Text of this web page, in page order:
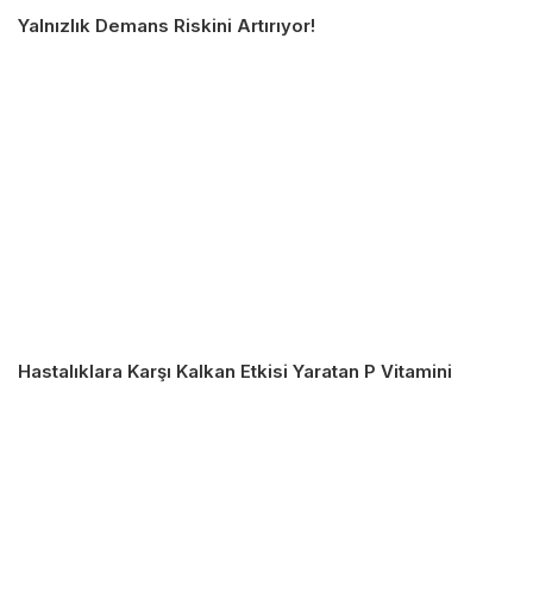
Yalnızlık Demans Riskini Artırıyor!
Hastalıklara Karşı Kalkan Etkisi Yaratan P Vitamini